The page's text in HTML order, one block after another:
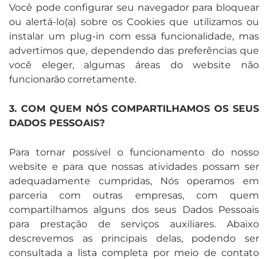
Você pode configurar seu navegador para bloquear
ou alertá-lo(a) sobre os Cookies que utilizamos ou
instalar um plug-in com essa funcionalidade, mas
advertimos que, dependendo das preferências que
você eleger, algumas áreas do website não
funcionarão corretamente.
3. COM QUEM NÓS COMPARTILHAMOS OS SEUS
DADOS PESSOAIS?
Para tornar possível o funcionamento do nosso
website e para que nossas atividades possam ser
adequadamente cumpridas, Nós operamos em
parceria com outras empresas, com quem
compartilhamos alguns dos seus Dados Pessoais
para prestação de serviços auxiliares. Abaixo
descrevemos as principais delas, podendo ser
consultada a lista completa por meio de contato